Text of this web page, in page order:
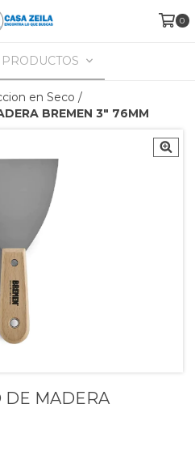
0
PRODUCTOS
en Seco /
BREMEN 3" 76MM
DE MADERA